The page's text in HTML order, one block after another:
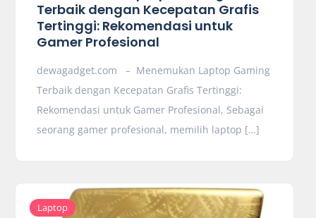
Terbaik dengan Kecepatan Grafis
Tertinggi: Rekomendasi untuk
Gamer Profesional
dewagadget.com – Menemukan Laptop Gaming
Terbaik dengan Kecepatan Grafis Tertinggi:
Rekomendasi untuk Gamer Profesional, Sebagai
seorang gamer profesional, memilih laptop […]
Laptop